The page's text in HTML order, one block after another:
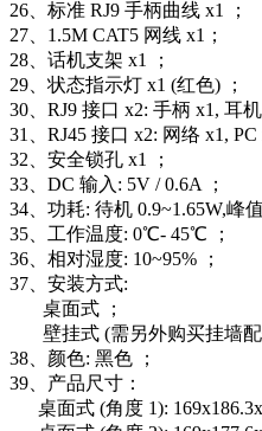
26、标准 RJ9 手柄曲线 x1 ；
27、1.5M CAT5 网线 x1；
28、话机支架 x1 ；
29、状态指示灯 x1 (红色) ；
30、RJ9 接口 x2: 手柄 x1, 耳机
31、RJ45 接口 x2: 网络 x1,
32、安全锁孔 x1 ；
33、DC 输入: 5V / 0.6A ；
34、功耗: 待机 0.9~1.65W,峰
35、工作温度: 0℃- 45℃ ；
36、相对湿度: 10~95% ；
37、安装方式:
桌面式 ；
壁挂式 (需另外购买挂墙配
38、颜色: 黑色 ；
39、产品尺寸：
桌面式 (角度 1):